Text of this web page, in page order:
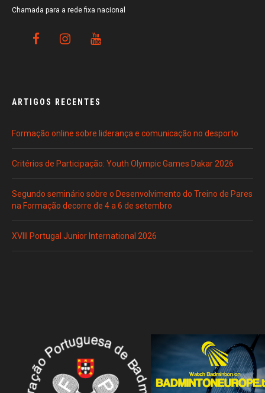
Chamada para a rede fixa nacional
ARTIGOS RECENTES
Formação online sobre liderança e comunicação no desporto
Critérios de Participação: Youth Olympic Games Dakar 2026
Segundo seminário sobre o Desenvolvimento do Treino de Pares
na Formação decorre de 4 a 6 de setembro
XVIII Portugal Junior International 2026